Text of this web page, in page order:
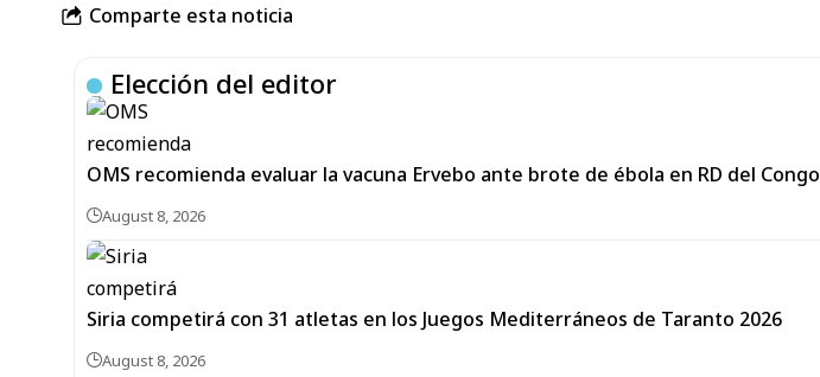
Comparte esta noticia
Elección del editor
OMS recomienda evaluar la vacuna Ervebo ante brote de ébola en RD del Congo
August 8, 2026
Siria competirá con 31 atletas en los Juegos Mediterráneos de Taranto 2026
August 8, 2026